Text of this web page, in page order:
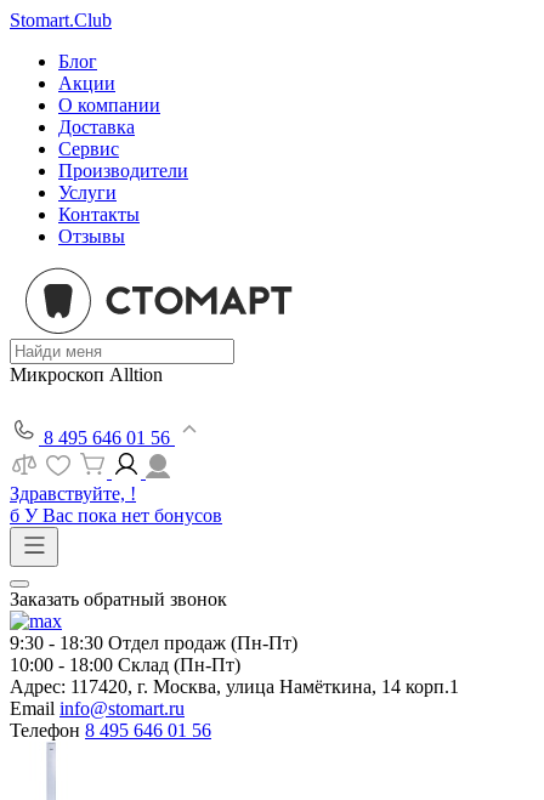
Stomart.Club
Блог
Акции
О компании
Доставка
Сервис
Производители
Услуги
Контакты
Отзывы
Микроскоп Alltion
8 495 646 01 56
Здравствуйте, !
б У Вас пока нет бонусов
Заказать обратный звонок
9:30 - 18:30 Отдел продаж (Пн-Пт)
10:00 - 18:00 Склад (Пн-Пт)
Адрес: 117420, г. Москва, улица Намёткина, 14 корп.1
Email info@stomart.ru
Телефон 8 495 646 01 56